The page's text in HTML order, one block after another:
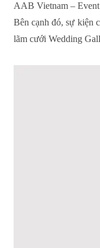
AAB Vietnam –
Bên cạnh đó, sự kiện
lãm cưới Wedding